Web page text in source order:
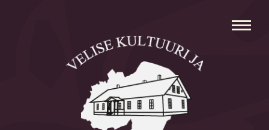
Avaleht
Aleksei Parnabas